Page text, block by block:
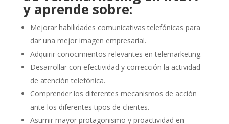
y aprende sobre:
Mejorar habilidades comunicativas telefónicas para
dar una mejor imagen empresarial.
Adquirir conocimientos relevantes en telemarketing.
Desarrollar con efectividad y corrección la actividad
de atención telefónica.
Comprender los diferentes mecanismos de acción
ante los diferentes tipos de clientes.
Asumir mayor protagonismo y proactividad en